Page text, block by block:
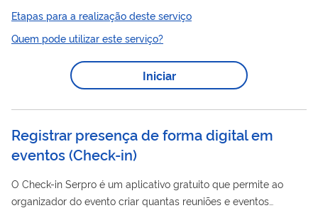
República durante o mandato presidencial, além de fornecer
informações bibliográficas e publicações oficiais. O Portal da
Biblioteca da Presidência da República ao disponibilizar e
manter a galeria de ex-Presidentes pretende expandir e
possibilitar o acesso aos cidadãos brasileiros interessados em
República.
Etapas para a realização deste serviço
Quem pode utilizar este serviço?
Iniciar
Registrar presença de forma digital em
eventos (Check-in)
O Check-in Serpro é um aplicativo gratuito que permite ao
organizador do evento criar quantas reuniões e eventos